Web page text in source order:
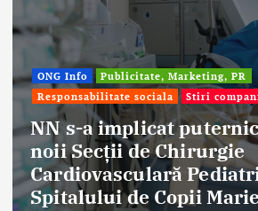
ONG Info
Publicitate, Marketing, PR
Responsabilitate sociala
Stiri
NN s-a implicat
noii Secții de Chirurgie
Cardiovasculară
Spitalului de Copii